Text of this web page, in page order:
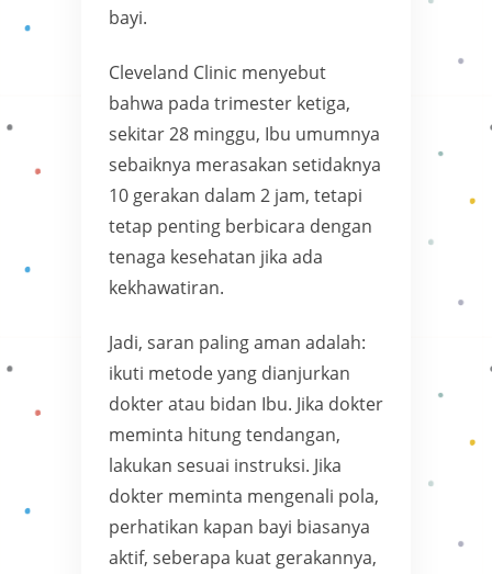
bayi.
Cleveland Clinic menyebut
bahwa pada trimester ketiga,
sekitar 28 minggu, Ibu umumnya
sebaiknya merasakan setidaknya
10 gerakan dalam 2 jam, tetapi
tetap penting berbicara dengan
tenaga kesehatan jika ada
kekhawatiran.
Jadi, saran paling aman adalah:
ikuti metode yang dianjurkan
dokter atau bidan Ibu. Jika dokter
meminta hitung tendangan,
lakukan sesuai instruksi. Jika
dokter meminta mengenali pola,
perhatikan kapan bayi biasanya
aktif, seberapa kuat gerakannya,